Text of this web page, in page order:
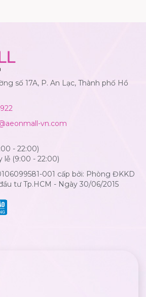
số 17A, P. An Lạc, Thành phố Hồ
vn.com
- 22:00)
lễ (9:00 - 22:00)
001 cấp bởi: Phòng ĐKKD
tư Tp.HCM - Ngày 30/06/2015